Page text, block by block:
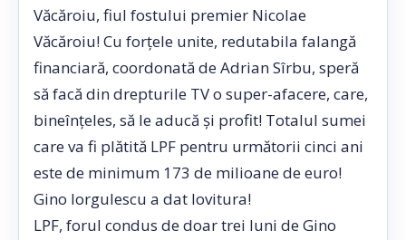
Văcăroiu, fiul fostului premier Nicolae
Văcăroiu! Cu forţele unite, redutabila falangă
financiară, coordonată de Adrian Sîrbu, speră
să facă din drepturile TV o super-afacere, care,
bineînţeles, să le aducă şi profit! Totalul sumei
care va fi plătită LPF pentru următorii cinci ani
este de minimum 173 de milioane de euro!
Gino Iorgulescu a dat lovitura!
LPF, forul condus de doar trei luni de Gino